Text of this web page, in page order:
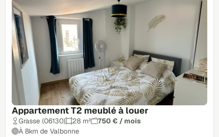
Appartement T2 meublé à louer
Grasse (06130) 28 m²
750 € / mois
À 8km de Valbonne